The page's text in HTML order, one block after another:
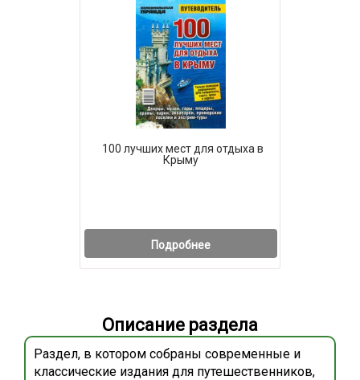
100 лучших мест для отдыха в
Крыму
Подробнее
Описание раздела
Раздел, в котором собраны современные и
классические издания для путешественников,